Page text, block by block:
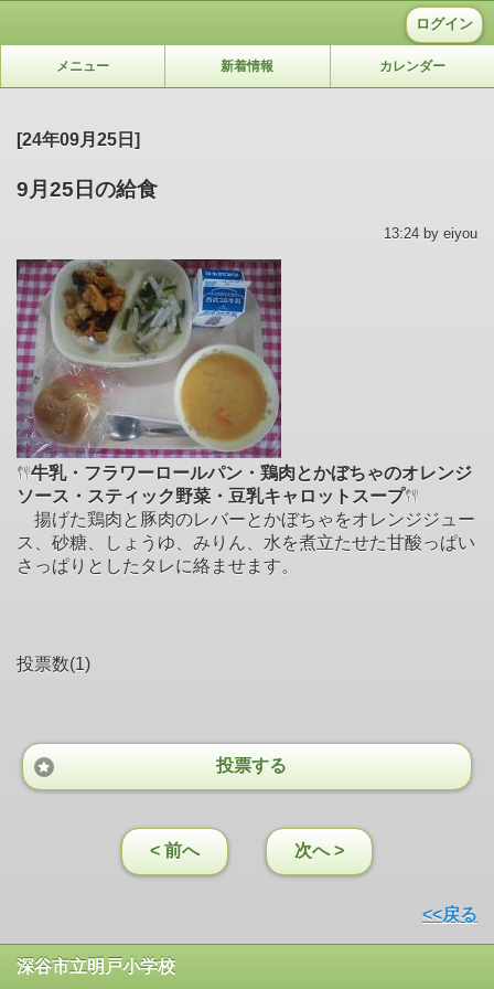
ログイン
メニュー 新着情報 カレンダー
[24年09月25日]
9月25日の給食
13:24 by eiyou
牛乳・フラワーロールパン・鶏肉とかぼちゃのオレンジ
ソース・スティック野菜・豆乳キャロットスープ
揚げた鶏肉と豚肉のレバーとかぼちゃをオレンジジュー
ス、砂糖、しょうゆ、みりん、水を煮立たせた甘酸っぱい
さっぱりとしたタレに絡ませます。
投票数(1)
投票する
< 前へ 次へ >
<<戻る
深谷市立明戸小学校